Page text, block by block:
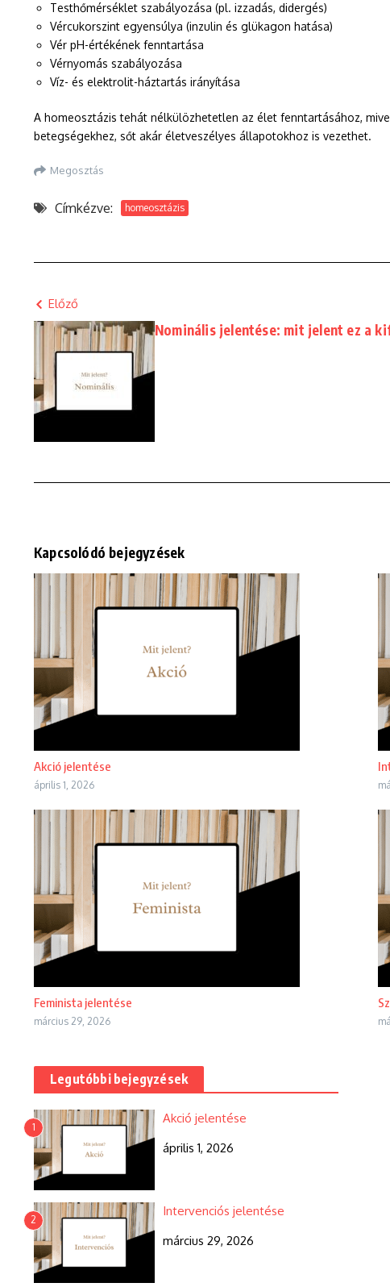
Testhőmérséklet szabályozása (pl. izzadás, didergés)
Vércukorszint egyensúlya (inzulin és glükagon hatása)
Vér pH-értékének fenntartása
Vérnyomás szabályozása
Víz- és elektrolit-háztartás irányítása
A homeosztázis tehát nélkülözhetetlen az élet fenntartásához,
betegségekhez, sőt akár életveszélyes állapotokhoz is vezethet.
Megosztás
Címkézve: homeosztázis
Előző
Nominális jelentése: mit jelent ez a
Kapcsolódó bejegyzések
Akció jelentése
április 1, 2026
Feminista jelentése
március 29, 2026
Legutóbbi bejegyzések
1
Akció jelentése
április 1, 2026
2
Intervenciós jelentése
március 29, 2026